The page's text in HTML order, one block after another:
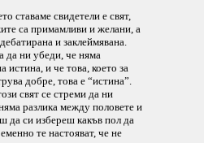
ставаме свидетели е свят,
са примамливи и желани, а
и заклеймявана.
да ни убеди, че няма
истина, и че това, което за
добре, това е “истина”.
свят се стреми да ни
разлика между половете и
да си избереш какъв пол да
те настояват, че не